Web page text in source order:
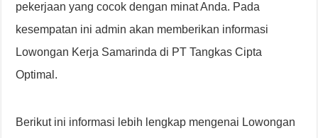
pekerjaan yang cocok dengan minat Anda. Pada
kesempatan ini admin akan memberikan informasi
Lowongan Kerja Samarinda di PT Tangkas Cipta
Optimal.
Berikut ini informasi lebih lengkap mengenai Lowongan